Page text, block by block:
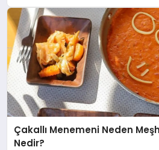
Çakallı Menemeni Neden
Nedir?